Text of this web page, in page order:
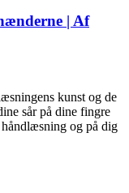
| Af
kunst og de
sår på dine fingre
og på dig